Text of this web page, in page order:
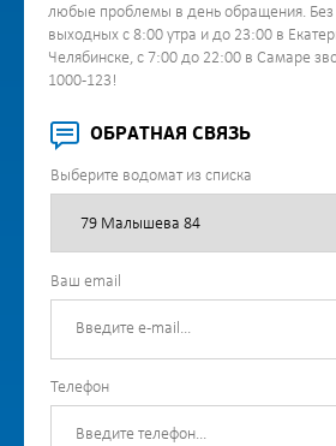
любые проблемы в день обращения.
выходных с 8:00 утра и до 23:00 в
Челябинске, с 7:00 до 22:00 в Самаре
1000-123!
ОБРАТНАЯ СВЯЗЬ
Выберите водомат из списка
Ваш email
Телефон